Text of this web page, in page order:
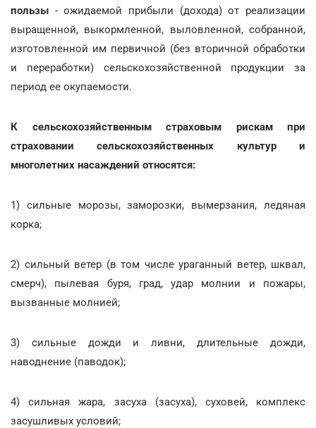
пользы - ожидаемой прибыли (дохода) от реализации
выращенной, выкормленной, выловленной, собранной,
изготовленной им первичной (без вторичной обработки
и переработки) сельскохозяйственной продукции за
период ее окупаемости.
К сельскохозяйственным страховым рискам при
страховании сельскохозяйственных культур и
многолетних насаждений относятся:
1) сильные морозы, заморозки, вымерзания, ледяная
корка;
2) сильный ветер (в том числе ураганный ветер, шквал,
смерч), пылевая буря, град, удар молнии и пожары,
вызванные молнией;
3) сильные дожди и ливни, длительные дожди,
наводнение (паводок);
4) сильная жара, засуха (засуха), суховей, комплекс
засушливых условий;